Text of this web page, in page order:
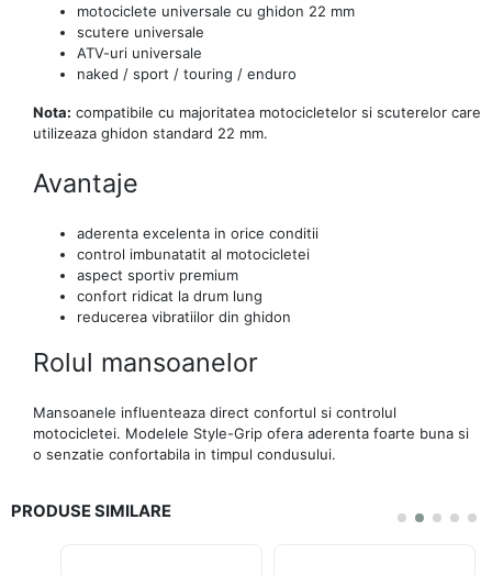
motociclete universale cu ghidon 22 mm
scutere universale
ATV-uri universale
naked / sport / touring / enduro
Nota: compatibile cu majoritatea motocicletelor si scuterelor care
utilizeaza ghidon standard 22 mm.
Avantaje
aderenta excelenta in orice conditii
control imbunatatit al motocicletei
aspect sportiv premium
confort ridicat la drum lung
reducerea vibratiilor din ghidon
Rolul mansoanelor
Mansoanele influenteaza direct confortul si controlul
motocicletei. Modelele Style-Grip ofera aderenta foarte buna si
o senzatie confortabila in timpul condusului.
PRODUSE SIMILARE